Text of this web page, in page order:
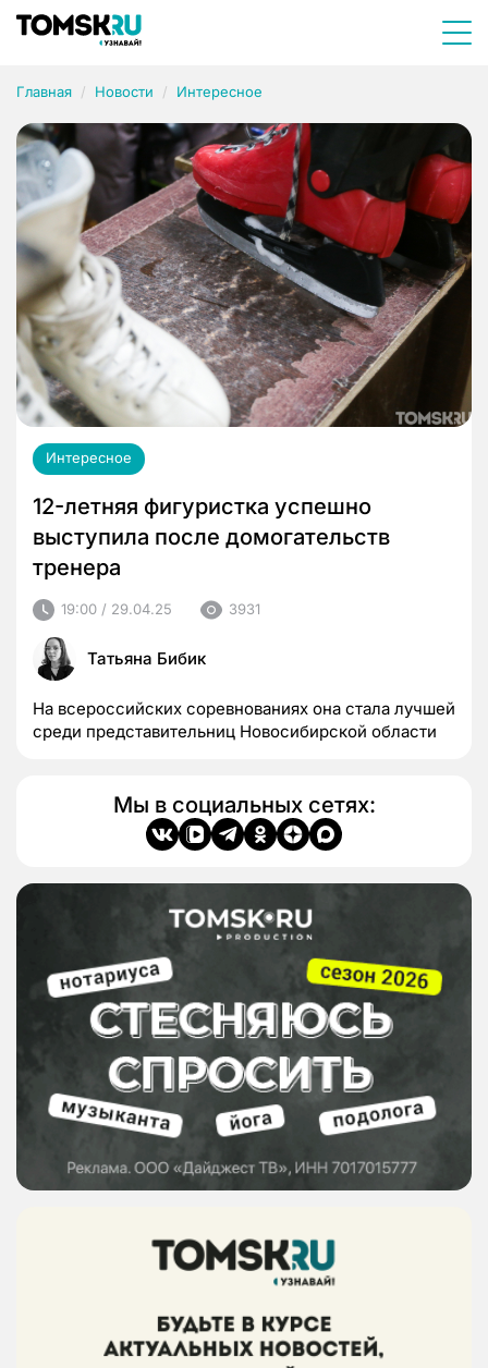
Главная Новости Интересное
Интересное
12-летняя фигуристка успешно
выступила после домогательств
тренера
19:00 / 29.04.25 3931
Татьяна Бибик
На всероссийских соревнованиях она стала лучшей
среди представительниц Новосибирской области
Мы в социальных сетях: